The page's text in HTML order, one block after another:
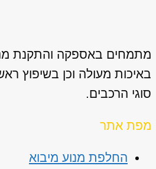
מתמחים באספקה והתקנת
באיכות מעולה וכן בשיפוץ
סוגי הרכבים.
מפת אתר
החלפת מנוע מיבוא